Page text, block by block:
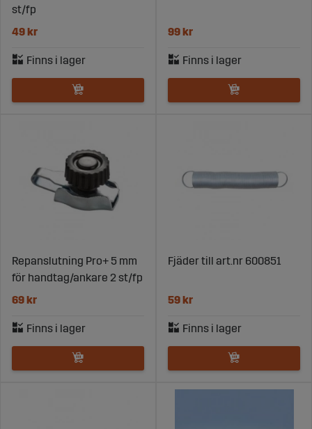
st/fp
49 kr
99 kr
Repanslutning Pro+ 5 mm
för handtag/ankare 2 st/fp
69 kr
Fjäder till art.nr 600851
59 kr